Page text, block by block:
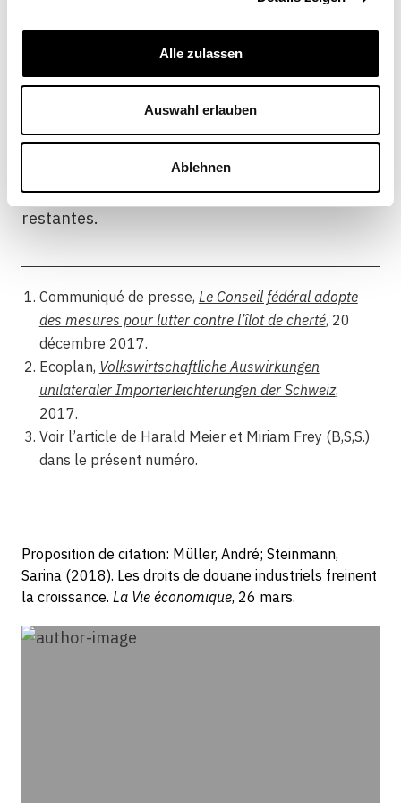
Alle zulassen
Auswahl erlauben
Ablehnen
différents tarifs douaniers. Une suppression
progressive rationnelle des droits de douane
complète des taxes sur les matières premières
et les produits semi-finis, suivie d’une
suppression des taxes douanières modérées,
puis du démantèlement de toutes les taxes
restantes.
Communiqué de presse, Le Conseil fédéral adopte
des mesures pour lutter contre l’îlot de cherté, 20
décembre 2017.
Ecoplan, Volkswirtschaftliche Auswirkungen
unilateraler Importerleichterungen der Schweiz,
2017.
Voir l’article de Harald Meier et Miriam Frey (B,S,S.)
dans le présent numéro.
Proposition de citation: Müller, André; Steinmann,
Sarina (2018). Les droits de douane industriels freinent
la croissance. La Vie économique, 26 mars.